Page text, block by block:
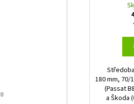
0
180 mm, 70/
(Passat
a Škoda